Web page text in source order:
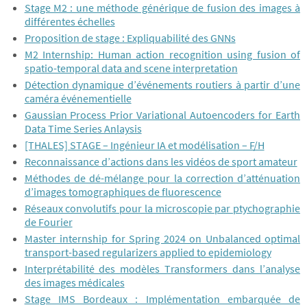
Stage M2 : une méthode générique de fusion des images à
différentes échelles
Proposition de stage : Expliquabilité des GNNs
M2 Internship: Human action recognition using fusion of
spatio-temporal data and scene interpretation
Détection dynamique d’événements routiers à partir d’une
caméra événementielle
Gaussian Process Prior Variational Autoencoders for Earth
Data Time Series Anlaysis
[THALES] STAGE – Ingénieur IA et modélisation – F/H
Reconnaissance d’actions dans les vidéos de sport amateur
Méthodes de dé-mélange pour la correction d’atténuation
d’images tomographiques de fluorescence
Réseaux convolutifs pour la microscopie par ptychographie
de Fourier
Master internship for Spring 2024 on Unbalanced optimal
transport-based regularizers applied to epidemiology
Interprétabilité des modèles Transformers dans l’analyse
des images médicales
Stage IMS Bordeaux : Implémentation embarquée de